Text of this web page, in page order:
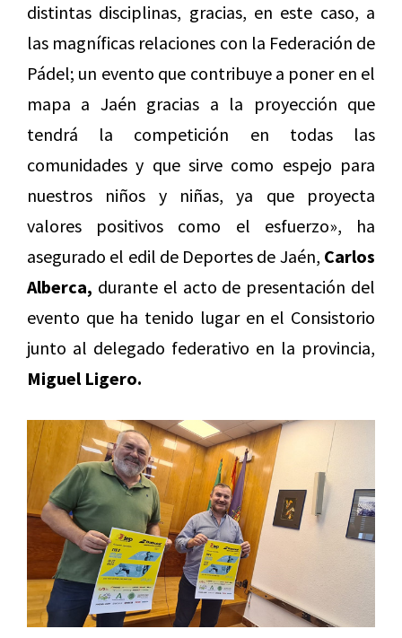
distintas disciplinas, gracias, en este caso, a
las magníficas relaciones con la Federación de
Pádel; un evento que contribuye a poner en el
mapa a Jaén gracias a la proyección que
tendrá la competición en todas las
comunidades y que sirve como espejo para
nuestros niños y niñas, ya que proyecta
valores positivos como el esfuerzo», ha
asegurado el edil de Deportes de Jaén, Carlos
Alberca, durante el acto de presentación del
evento que ha tenido lugar en el Consistorio
junto al delegado federativo en la provincia,
Miguel Ligero.